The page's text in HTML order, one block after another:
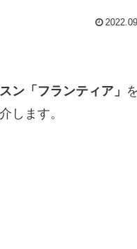
ン「フランティア」
します。